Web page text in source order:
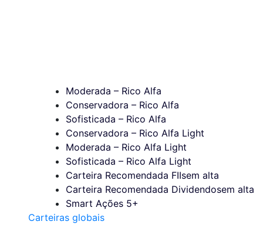
Moderada – Rico Alfa
Conservadora – Rico Alfa
Sofisticada – Rico Alfa
Conservadora – Rico Alfa Light
Moderada – Rico Alfa Light
Sofisticada – Rico Alfa Light
Carteira Recomendada FIIsem alta
Carteira Recomendada Dividendosem alta
Smart Ações 5+
Carteiras globais